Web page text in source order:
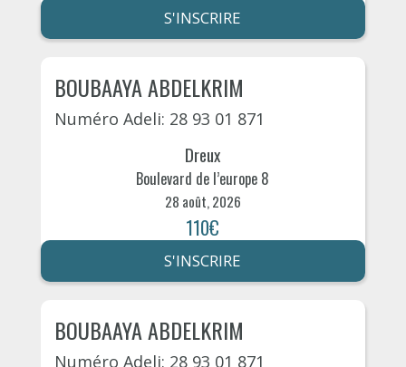
S'INSCRIRE
BOUBAAYA ABDELKRIM
Numéro Adeli: 28 93 01 871
Dreux
Boulevard de l’europe 8
28 août, 2026
110€
S'INSCRIRE
BOUBAAYA ABDELKRIM
Numéro Adeli: 28 93 01 871